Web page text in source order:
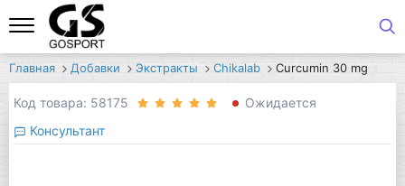
Главная Добавки Экстракты Chikalab Curcumin 30 mg
Код товара: 58175
Ожидается
Консультант